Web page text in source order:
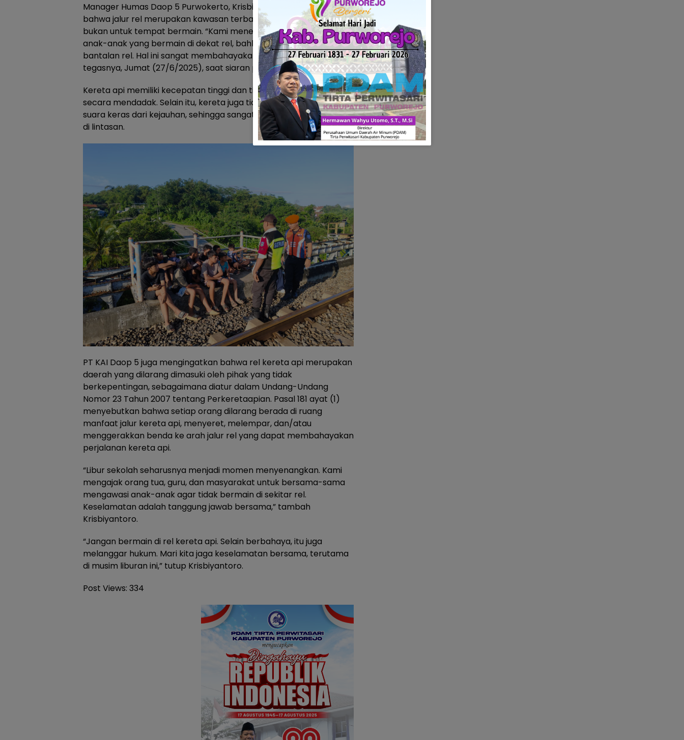
Manager Humas Daop 5 Purwokerto, Krisbiyantoro, menyampaikan
bahwa jalur rel merupakan kawasan terbatas yang berbahaya dan
bukan untuk tempat bermain. “Kami menemukan masih adanya
anak-anak yang bermain di dekat rel, bahkan duduk-duduk di
bantalan rel. Hal ini sangat membahayakan keselamatan jiwa,”
tegasnya, Jumat (27/6/2025), saat siaran pers.
Kereta api memiliki kecepatan tinggi dan tidak dapat berhenti
secara mendadak. Selain itu, kereta juga tidak selalu mengeluarkan
suara keras dari kejauhan, sehingga sangat berisiko jika ada orang
di lintasan.
PT KAI Daop 5 juga mengingatkan bahwa rel kereta api merupakan
daerah yang dilarang dimasuki oleh pihak yang tidak
berkepentingan, sebagaimana diatur dalam Undang-Undang
Nomor 23 Tahun 2007 tentang Perkeretaapian. Pasal 181 ayat (1)
menyebutkan bahwa setiap orang dilarang berada di ruang
manfaat jalur kereta api, menyeret, melempar, dan/atau
menggerakkan benda ke arah jalur rel yang dapat membahayakan
perjalanan kereta api.
“Libur sekolah seharusnya menjadi momen menyenangkan. Kami
mengajak orang tua, guru, dan masyarakat untuk bersama-sama
mengawasi anak-anak agar tidak bermain di sekitar rel.
Keselamatan adalah tanggung jawab bersama,” tambah
Krisbiyantoro.
“Jangan bermain di rel kereta api. Selain berbahaya, itu juga
melanggar hukum. Mari kita jaga keselamatan bersama, terutama
di musim liburan ini,” tutup Krisbiyantoro.
Post Views: 334